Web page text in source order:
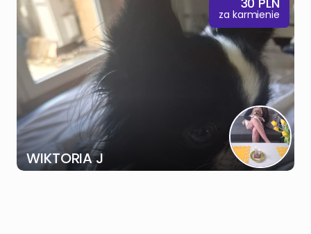
za karmienie
WIKTORIA J